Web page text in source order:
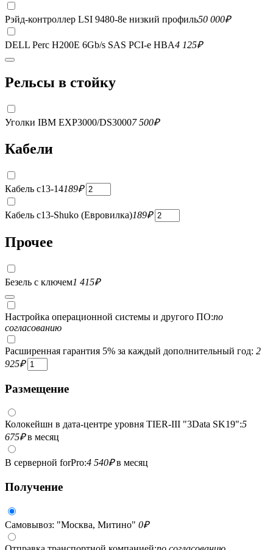
Рэйд-контроллер LSI 9480-8e низкий профиль50 000₽
DELL Perc H200E 6Gb/s SAS PCI-e HBA4 125₽
Рельсы в стойку
Уголки IBM EXP3000/DS30007 500₽
Кабели
Кабель c13-14189₽
Кабель c13-Shuko (Евровилка)189₽
Прочее
Безель с ключем1 415₽
Настройка операционной системы и другого ПО:по
согласованию
Расширенная гарантия 5% за каждый дополнительный год: 2
925₽
Размещение
Колокейшн в дата-центре уровня TIER-III "3Data SK19":5
675₽в месяц
В серверной forPro:4 540₽в месяц
Получение
Самовывоз: "Москва, Митино" 0₽